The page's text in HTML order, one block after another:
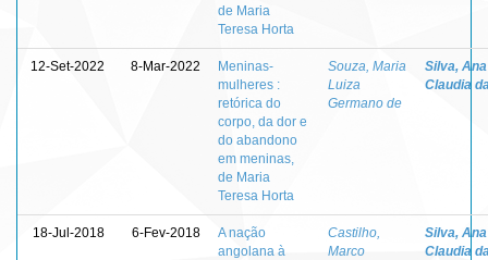
de Maria
Teresa Horta
12-Set-2022 8-Mar-2022
Meninas-
mulheres :
retórica do
corpo, da dor e
do abandono
em meninas,
de Maria
Teresa Horta
Souza, Maria
Luiza
Germano de
Silva, Ana
Claudia
18-Jul-2018 6-Fev-2018
A nação
angolana à
Castilho,
Marco
Silva, Ana
Claudia